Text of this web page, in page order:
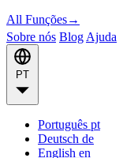
All Funções→
Sobre nós Blog Ajuda
Português pt
Deutsch de
English en